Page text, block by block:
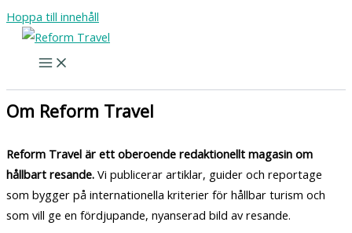
Hoppa till innehåll
Om Reform Travel
Reform Travel är ett oberoende redaktionellt magasin om
hållbart resande. Vi publicerar artiklar, guider och reportage
som bygger på internationella kriterier för hållbar turism och
som vill ge en fördjupande, nyanserad bild av resande.